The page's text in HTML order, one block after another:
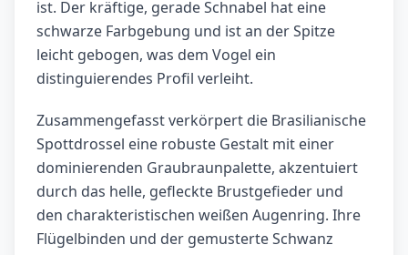
ist. Der kräftige, gerade Schnabel hat eine
schwarze Farbgebung und ist an der Spitze
leicht gebogen, was dem Vogel ein
distinguierendes Profil verleiht.
Zusammengefasst verkörpert die Brasilianische
Spottdrossel eine robuste Gestalt mit einer
dominierenden Graubraunpalette, akzentuiert
durch das helle, gefleckte Brustgefieder und
den charakteristischen weißen Augenring. Ihre
Flügelbinden und der gemusterte Schwanz